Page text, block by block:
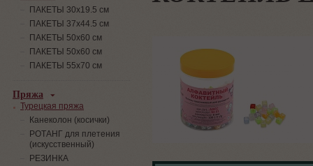
ПАКЕТЫ 30х19.5 см
ПАКЕТЫ 37х44.5 см
ПАКЕТЫ 50х60 см
ПАКЕТЫ 50х60 см
ПАКЕТЫ 55х70 см
Пряжа
Турецкая пряжа
Канеколон (косички)
РОТАНГ для плетения
(искусственный)
PЕЗИНКА